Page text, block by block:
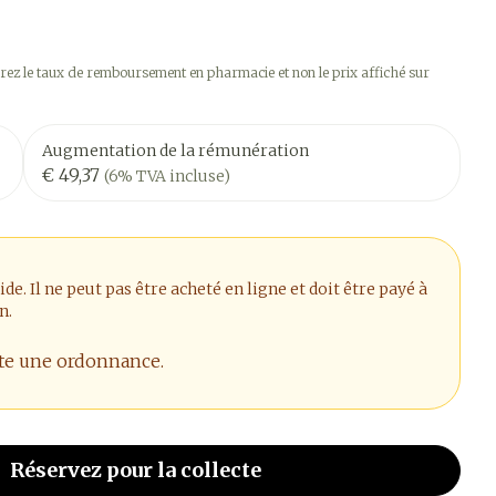
le taux de remboursement en pharmacie et non le prix affiché sur
Augmentation de la rémunération
€ 49,37 (6% TVA incluse)
Il ne peut pas être acheté en ligne et doit être payé à
une ordonnance.
Réservezpour la collecte